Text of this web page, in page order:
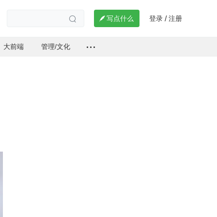
  写点什么 登录 / 注册
大前端 管理/文化